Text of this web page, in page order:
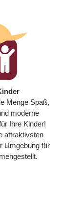
Menge Spaß,
moderne
Ihre Kinder!
attraktivsten
Umgebung für